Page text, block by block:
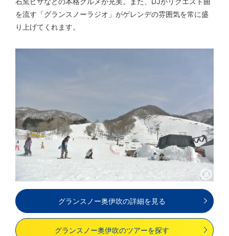
を流す「グランスノーラジオ」がゲレンデの雰囲気を常に盛
り上げてくれます。
グランスノー奥伊吹の詳細を見る
グランスノー奥伊吹のツアーを探す